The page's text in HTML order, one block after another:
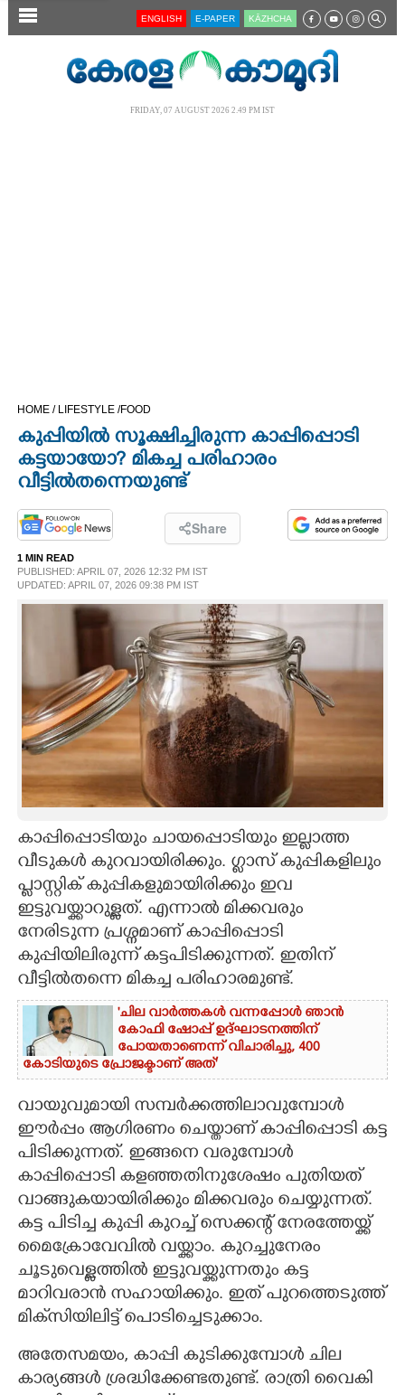
SECTIONS
OPINION
PHOTOS
LIFESTYLE
INFO+
ART
ASTRO
CARTOONS
LITERATURE
ZOOM
CONTACT US
ENGLISH E-PAPER KĀZHCHA
FRIDAY, 07 AUGUST 2026 2.49 PM IST
HOME / LIFESTYLE /FOOD
കുപ്പിയിൽ സൂക്ഷിച്ചിരുന്ന കാപ്പിപ്പൊടി
കട്ടയായോ? മികച്ച പരിഹാരം
വീട്ടിൽതന്നെയുണ്ട്
Share
1 MIN READ
PUBLISHED: APRIL 07, 2026 12:32 PM IST
UPDATED: APRIL 07, 2026 09:38 PM IST
കാപ്പിപ്പൊടിയും ചായപ്പൊടിയും ഇല്ലാത്ത
വീടുകൾ കുറവായിരിക്കും. ഗ്ളാസ് കുപ്പികളിലും
പ്ളാസ്റ്റിക് കുപ്പികളുമായിരിക്കും ഇവ
ഇട്ടുവയ്ക്കാറുള്ളത്. എന്നാൽ മിക്കവരും
നേരിടുന്ന പ്രശ്നമാണ് കാപ്പിപ്പൊടി
കുപ്പിയിലിരുന്ന് കട്ടപിടിക്കുന്നത്. ഇതിന്
വീട്ടിൽതന്നെ മികച്ച പരിഹാരമുണ്ട്.
'ചില വാർത്തകൾ വന്നപ്പോൾ ഞാൻ
കോഫി ഷോപ്പ് ഉദ്ഘാടനത്തിന്
പോയതാണെന്ന് വിചാരിച്ചു, 400
കോടിയുടെ പ്രോജക്ടാണ് അത്'
വായുവുമായി സമ്പർക്കത്തിലാവുമ്പോൾ
ഈർപ്പം ആഗിരണം ചെയ്താണ് കാപ്പിപ്പൊടി കട്ട
പിടിക്കുന്നത്. ഇങ്ങനെ വരുമ്പോൾ
കാപ്പിപ്പൊടി കളഞ്ഞതിനുശേഷം പുതിയത്
വാങ്ങുകയായിരിക്കും മിക്കവരും ചെയ്യുന്നത്.
കട്ട പിടിച്ച കുപ്പി കുറച്ച് സെക്കന്റ് നേരത്തേയ്ക്ക്
മൈക്രോവേവിൽ വയ്ക്കാം. കുറച്ചുനേരം
ചൂടുവെള്ളത്തിൽ ഇട്ടുവയ്ക്കുന്നതും കട്ട
മാറിവരാൻ സഹായിക്കും. ഇത് പുറത്തെടുത്ത്
മിക്‌സിയിലിട്ട് പൊടിച്ചെടുക്കാം.
അതേസമയം, കാപ്പി കുടിക്കുമ്പോൾ ചില
കാര്യങ്ങൾ ശ്രദ്ധിക്കേണ്ടതുണ്ട്. രാത്രി വൈകി